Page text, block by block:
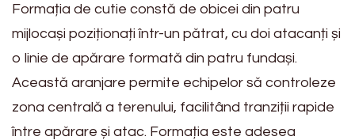
Formația de cutie constă de obicei din patru
mijlocași poziționați într-un pătrat, cu doi atacanți și
o linie de apărare formată din patru fundași.
Această aranjare permite echipelor să controleze
zona centrală a terenului, facilitând tranziții rapide
între apărare și atac. Formația este adesea